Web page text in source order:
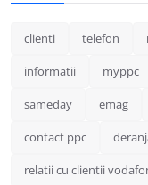
clienti telefon
informatii myppc
sameday emag
contact ppc
relatii cu clientii